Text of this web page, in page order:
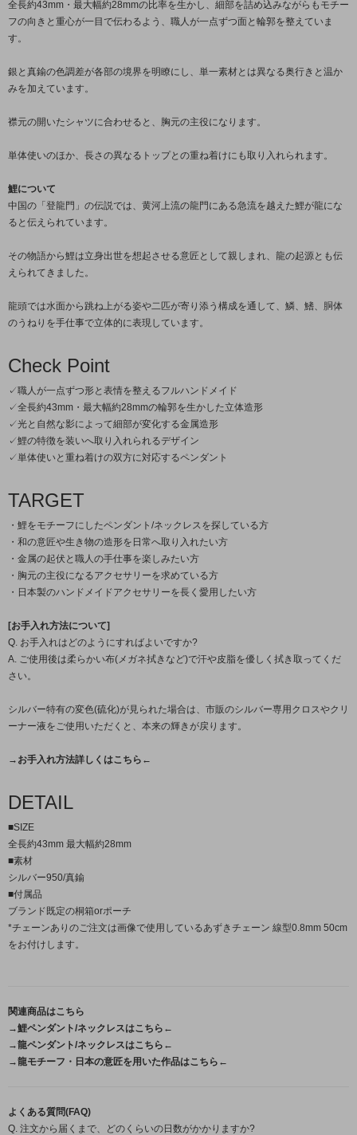
全長約43mm・最大幅約28mmの比率を生かし、細部を詰め込みながらもモチー
フの向きと重心が一目で伝わるよう、職人が一点ずつ面と輪郭を整えていま
す。
銀と真鍮の色調差が各部の境界を明瞭にし、単一素材とは異なる奥行きと温か
みを加えています。
襟元の開いたシャツに合わせると、胸元の主役になります。
単体使いのほか、長さの異なるトップとの重ね着けにも取り入れられます。
鯉について
中国の「登龍門」の伝説では、黄河上流の龍門にある急流を越えた鯉が龍にな
ると伝えられています。
その物語から鯉は立身出世を想起させる意匠として親しまれ、龍の起源とも伝
えられてきました。
龍頭では水面から跳ね上がる姿や二匹が寄り添う構成を通して、鱗、鰭、胴体
のうねりを手仕事で立体的に表現しています。
Check Point
✓職人が一点ずつ形と表情を整えるフルハンドメイド
✓全長約43mm・最大幅約28mmの輪郭を生かした立体造形
✓光と自然な影によって細部が変化する金属造形
✓鯉の特徴を装いへ取り入れられるデザイン
✓単体使いと重ね着けの双方に対応するペンダント
TARGET
・鯉をモチーフにしたペンダント/ネックレスを探している方
・和の意匠や生き物の造形を日常へ取り入れたい方
・金属の起伏と職人の手仕事を楽しみたい方
・胸元の主役になるアクセサリーを求めている方
・日本製のハンドメイドアクセサリーを長く愛用したい方
[お手入れ方法について]
Q. お手入れはどのようにすればよいですか?
A. ご使用後は柔らかい布(メガネ拭きなど)で汗や皮脂を優しく拭き取ってくだ
さい。
シルバー特有の変色(硫化)が見られた場合は、市販のシルバー専用クロスやクリ
ーナー液をご使用いただくと、本来の輝きが戻ります。
→お手入れ方法詳しくはこちら←
DETAIL
■SIZE
全長約43mm 最大幅約28mm
■素材
シルバー950/真鍮
■付属品
ブランド既定の桐箱orポーチ
*チェーンありのご注文は画像で使用しているあずきチェーン 線型0.8mm 50cm
をお付けします。
関連商品はこちら
→鯉ペンダント/ネックレスはこちら←
→龍ペンダント/ネックレスはこちら←
→龍モチーフ・日本の意匠を用いた作品はこちら←
よくある質問(FAQ)
Q. 注文から届くまで、どのくらいの日数がかかりますか?